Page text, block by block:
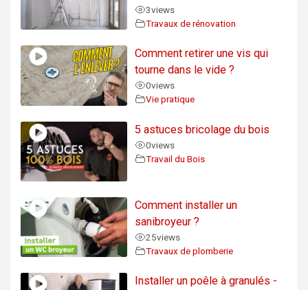
3views
Travaux de rénovation
Comment retirer une vis qui
tourne dans le vide ?
0views
Vie pratique
5 astuces bricolage du bois
0views
Travail du Bois
Comment installer un
sanibroyeur ?
25views
Travaux de plomberie
Installer un poêle à granulés -